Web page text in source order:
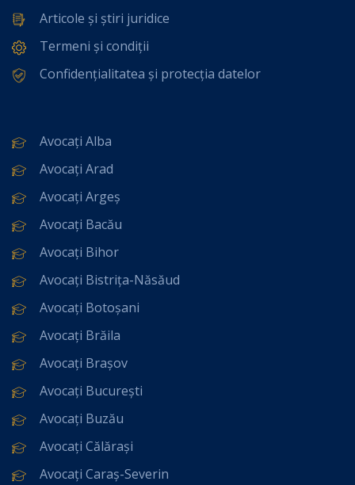
Articole și știri juridice
Termeni și condiții
Confidențialitatea și protecția datelor
Avocați Alba
Avocați Arad
Avocați Argeș
Avocați Bacău
Avocați Bihor
Avocați Bistrița-Năsăud
Avocați Botoșani
Avocați Brăila
Avocați Brașov
Avocați București
Avocați Buzău
Avocați Călărași
Avocați Caraș-Severin